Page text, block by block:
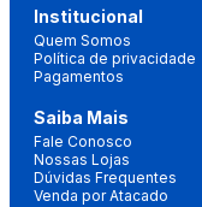
Institucional
Quem Somos
Política de privacidade
Pagamentos
Saiba Mais
Fale Conosco
Nossas Lojas
Dúvidas Frequentes
Venda por Atacado